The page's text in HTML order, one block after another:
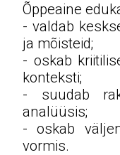
Õppeaine
- valdab
ja mõisteid;
- oskab
konteksti;
- suudab
analüüsis;
- oskab
vormis.